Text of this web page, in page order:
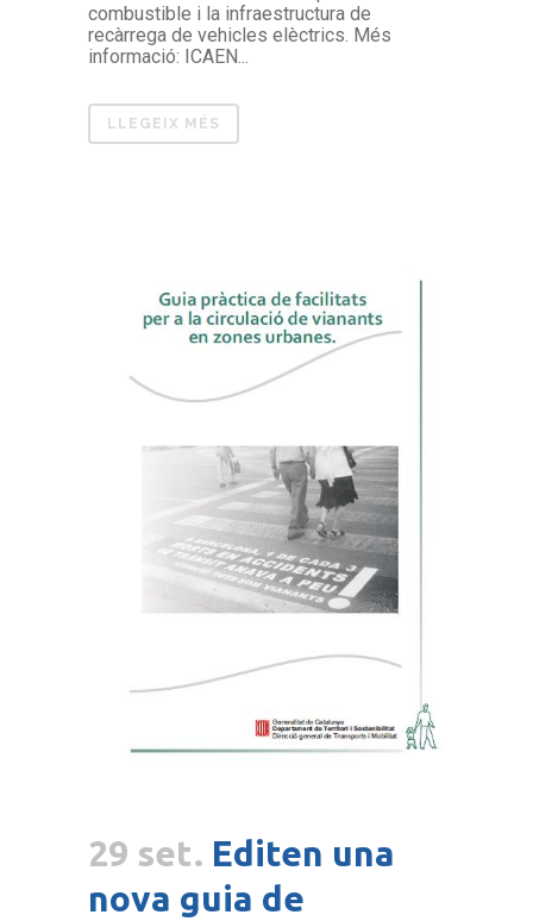
combustible i la infraestructura de
recàrrega de vehicles elèctrics. Més
informació: ICAEN...
LLEGEIX MÉS
29 set. Editen una
nova guia de